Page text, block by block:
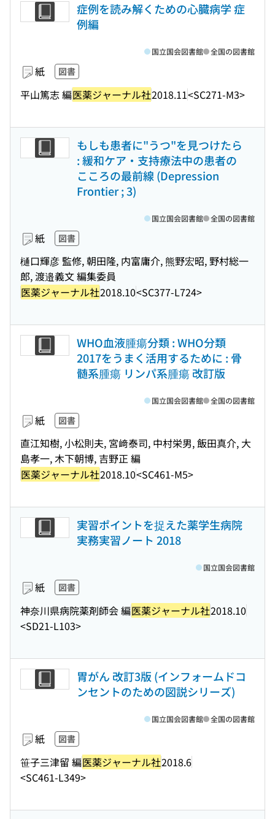
症例を読み解くための心臓病学 症
例編
紙 図書
平山篤志 編医薬ジャーナル社2018.11<SC271-M3>
国立国会図書館 全国の図書館
もしも患者に"うつ"を見つけたら
: 緩和ケア・支持療法中の患者の
こころの最前線 (Depression
Frontier ; 3)
紙 図書
樋口輝彦 監修, 朝田隆, 内富庸介, 熊野宏昭, 野村総一
郎, 渡邉義文 編集委員
医薬ジャーナル社2018.10<SC377-L724>
国立国会図書館 全国の図書館
WHO血液腫瘍分類 : WHO分類
2017をうまく活用するために : 骨
髄系腫瘍 リンパ系腫瘍 改訂版
紙 図書
直江知樹, 小松則夫, 宮﨑泰司, 中村栄男, 飯田真介, 大
島孝一, 木下朝博, 吉野正 編
医薬ジャーナル社2018.10<SC461-M5>
国立国会図書館 全国の図書館
実習ポイントを捉えた薬学生病院
実務実習ノート 2018
紙 図書
神奈川県病院薬剤師会 編医薬ジャーナル社2018.10
<SD21-L103>
国立国会図書館
胃がん 改訂3版 (インフォームドコ
ンセントのための図説シリーズ)
紙 図書
笹子三津留 編医薬ジャーナル社2018.6
<SC461-L349>
国立国会図書館 全国の図書館